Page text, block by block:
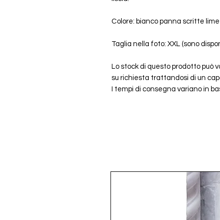
Colore: bianco panna scritte
Taglia nella foto: XXL (sono
Lo stock di questo prodotto può
su richiesta trattandosi di un
I tempi di consegna variano in